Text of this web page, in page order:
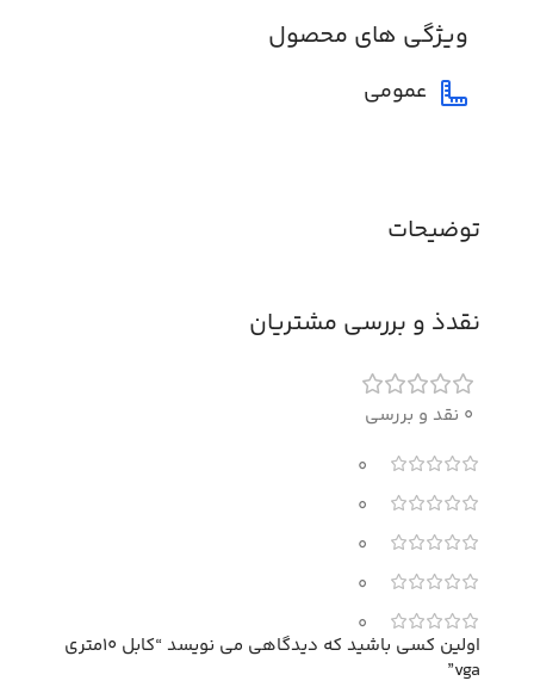
توضیحات
ویژگی های محصول
عمومی
نقدذ و بررسی مشتریان
0 نقد و بررسی
0
0
0
0
0
اولین کسی باشید که دیدگاهی می نویسد “کابل 10متری
vga”